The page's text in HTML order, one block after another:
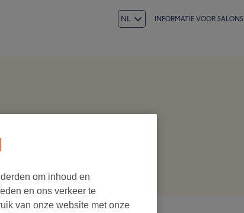
NL INFORMATIE VOOR SALONS
om inhoud en
en ons verkeer te
van onze website met onze